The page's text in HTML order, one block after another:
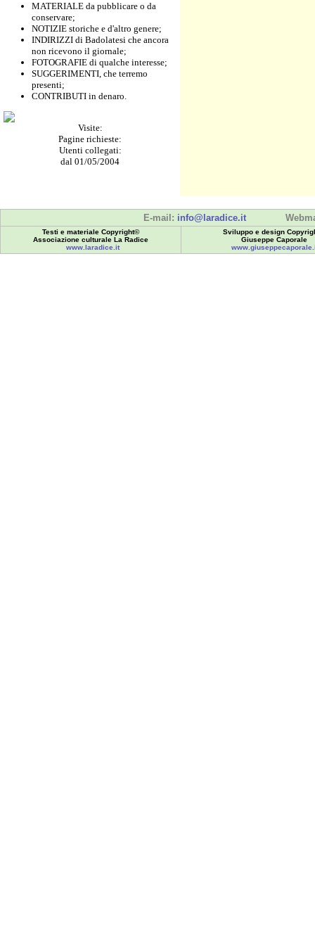
MATERIALE da pubblicare o da
conservare;
NOTIZIE storiche e d'altro genere;
INDIRIZZI di Badolatesi che ancora
non ricevono il giornale;
FOTOGRAFIE di qualche interesse;
SUGGERIMENTI, che terremo
presenti;
CONTRIBUTI in denaro.
Visite:
Pagine richieste:
Utenti collegati:
dal 01/05/2004
E-mail: info@laradice.it
Testi e materiale Copyright©
Associazione culturale La Radice
www.laradice.it
Sviluppo e design
Giuseppe Caporale